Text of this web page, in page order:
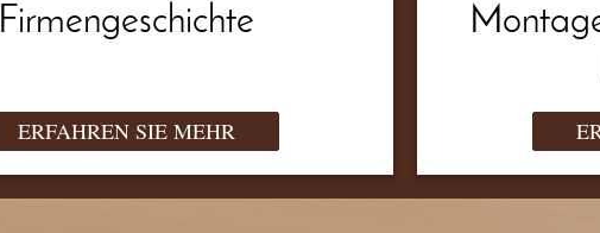
Firmengeschichte
ERFAHREN SIE MEHR